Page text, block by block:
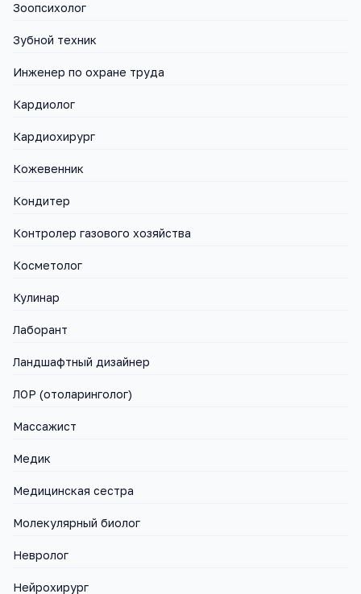
Зоопсихолог
Зубной техник
Инженер по охране труда
Кардиолог
Кардиохирург
Кожевенник
Кондитер
Контролер газового хозяйства
Косметолог
Кулинар
Лаборант
Ландшафтный дизайнер
ЛОР (отоларинголог)
Массажист
Медик
Медицинская сестра
Молекулярный биолог
Невролог
Нейрохирург